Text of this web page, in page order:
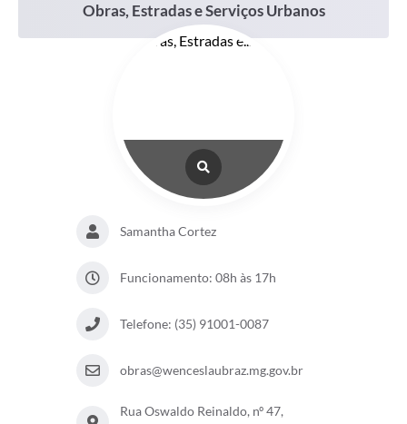
Obras, Estradas e Serviços Urbanos
Samantha Cortez
Funcionamento: 08h às 17h
Telefone: (35) 91001-0087
obras@wenceslaubraz.mg.gov.br
Rua Oswaldo Reinaldo, nº 47,